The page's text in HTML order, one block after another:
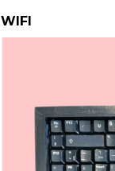
WIFI